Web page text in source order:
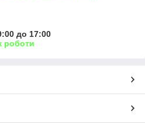
до 17:00
роботи